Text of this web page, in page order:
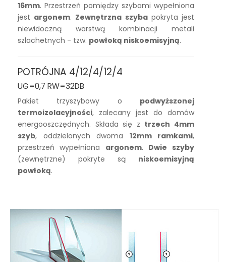
16mm. Przestrzeń pomiędzy szybami wypełniona
jest argonem. Zewnętrzna szybapokryta jest
niewidoczną warstwą kombinacji metali
szlachetnych - tzw. powłoką niskoemisyjną.
POTRÓJNA 4/12/4/12/4
UG=0,7 RW=32DB
Pakiet trzyszybowy o podwyższonej
termoizolacyjności, zalecany jest do domów
energooszczędnych. Składa się z trzech 4mm
szyb, oddzielonych dwoma 12mm ramkami,
przestrzeń wypełniona argonem. Dwie szyby
(zewnętrzne) pokryte są niskoemisyjną
powłoką.